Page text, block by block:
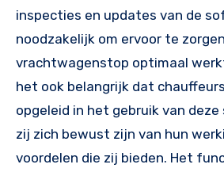
inspecties en updates van de
noodzakelijk om ervoor te
vrachtwagenstop optimaal
het ook belangrijk dat
opgeleid in het gebruik van
zij zich bewust zijn van hun
voordelen die zij bieden. Het